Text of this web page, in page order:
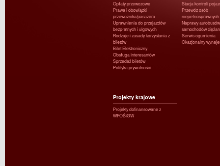
Opłaty przewozowe
Prawa i obowiązki
przewoźnika/pasażera
Uprawnienia do przejazdów
bezpłatnych i ulgowych
Rodzaje i zasady korzystania z
biletów
Bilet Elektroniczny
Obsługa interesantów
Sprzedaż biletów
Polityka prywatności
Stacja kontroli
Przewóz osób
niepełnosprawnych
Naprawy
samochodów
Serwis ogumienia
Okazjonalny
Projekty krajowe
Projekty dofinansowane z
WFOŚiGW